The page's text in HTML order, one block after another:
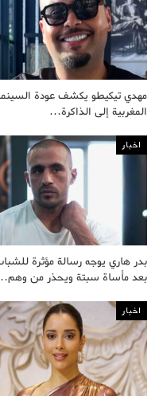
مهدي تيكيطو يكشف عودة
المغربية إلى الذاكرة…
اخبار
بدر هاري يوجه رسالة مؤثرة
بعد مأساة سبتة ويحذر من
اخبار